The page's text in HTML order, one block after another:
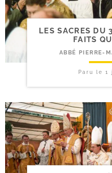
LES SACRES DU
FAITS
ABBÉ PIERRE-
Paru le1